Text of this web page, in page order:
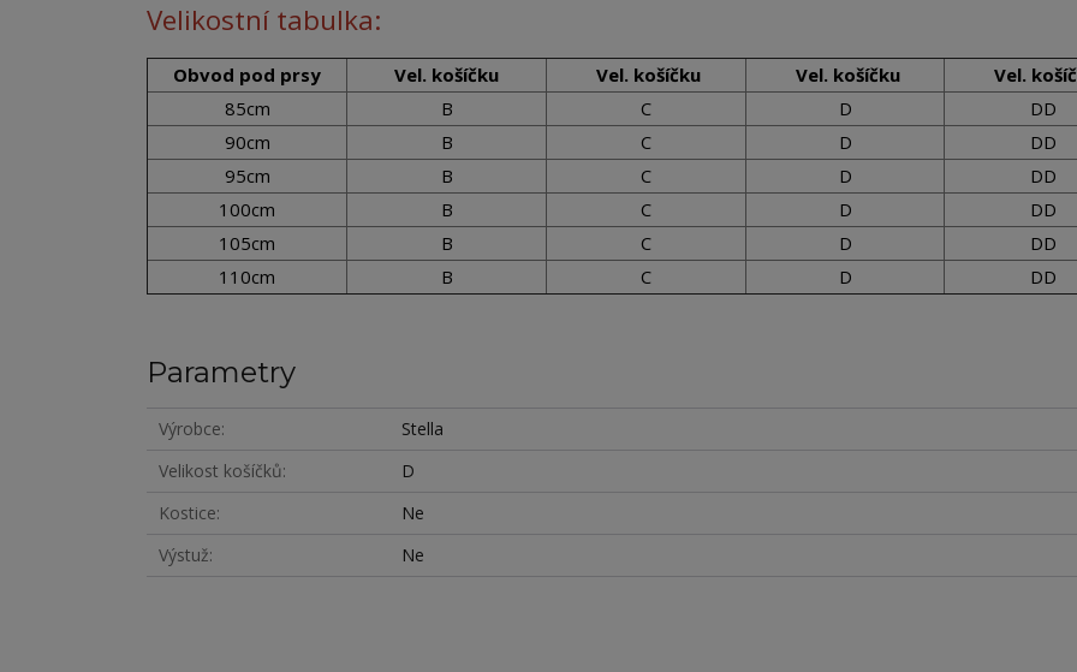
Velikostní tabulka:
Obvod pod prsy Vel. košíčku Vel. košíčku Vel. košíčku
Vel.
85cm
B C D
DD
90cm
B C D
DD
95cm
B C D
DD
100cm
B C D
DD
105cm
B C D
DD
110cm
B C D DD
Parametry
Výrobce
Stella
Velikost košíčků
D
Kostice
Ne
Výstuž
Ne